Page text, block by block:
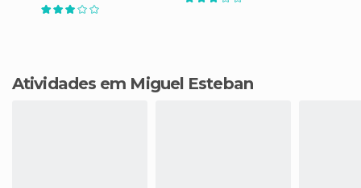
Atividades em Miguel Esteban